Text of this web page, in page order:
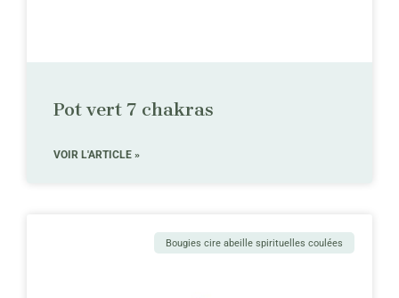
Pot vert 7 chakras
VOIR L'ARTICLE »
Bougies cire abeille spirituelles coulées